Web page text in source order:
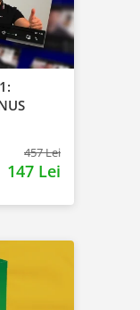
457 Lei
147 Lei